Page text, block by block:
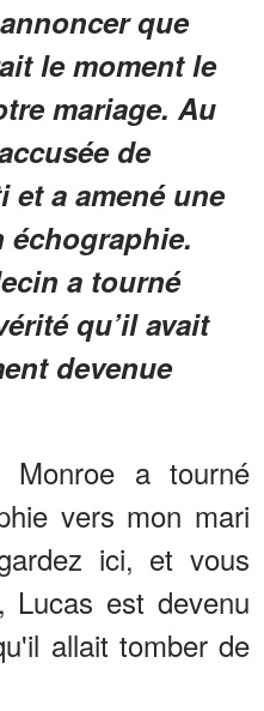
que
le moment le
mariage. Au
de
a amené une
échographie.
a tourné
qu’il avait
devenue
Monroe a tourné
vers mon mari
ici, et vous
Lucas est devenu
allait tomber de